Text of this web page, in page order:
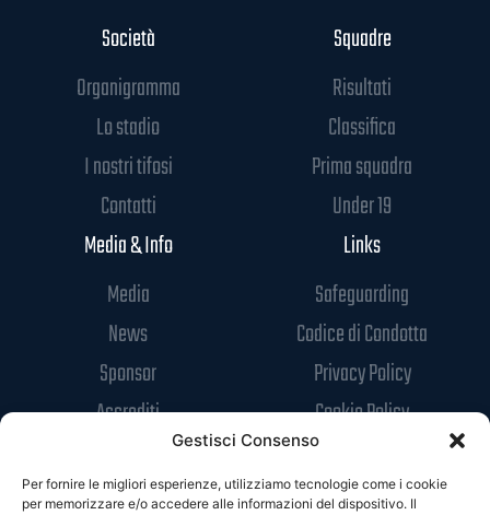
Gestisci Consenso
Per fornire le migliori esperienze, utilizziamo tecnologie come i cookie
per memorizzare e/o accedere alle informazioni del dispositivo. Il
Società
Organigramma
Lo stadio
I nostri tifosi
Contatti
Squadre
Risultati
Classifica
Prima squadra
Under 19
Media & Info
Media
News
Sponsor
Accrediti
Links
Safeguarding
Codice di Condotta
Privacy Policy
Cookie Policy